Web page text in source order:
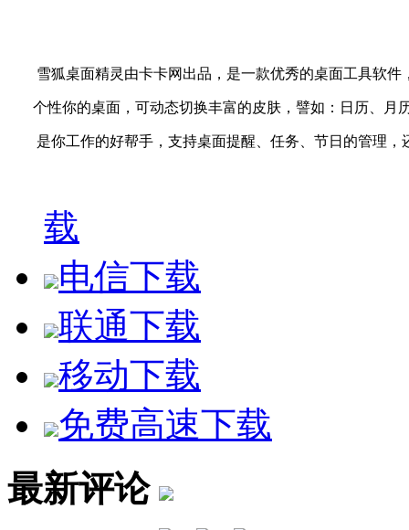
雪狐桌面精灵由卡卡网出品，是一款优秀的桌面工具软件
个性你的桌面，可动态切换丰富的皮肤，譬如：日历、月
是你工作的好帮手，支持桌面提醒、任务、节日的管理，
与卡卡网平台无缝融合，随时与你私人的网络空间保持数
载
电信下载
联通下载
移动下载
免费高速下载
最新评论